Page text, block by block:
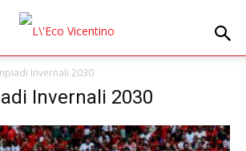
Invernali 2030
Invernali 2030